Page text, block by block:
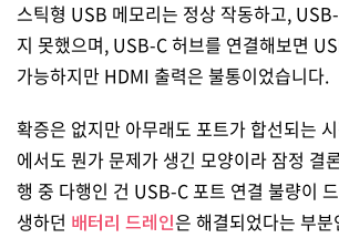
스틱형 USB 메모리는 정상 작동하고,
지 못했으며, USB-C 허브를 연결해보면
가능하지만 HDMI 출력은 불통이었습니다.
확증은 없지만 아무래도 포트가 합선되는
에서도 뭔가 문제가 생긴 모양이라 잠정 결
행 중 다행인 건 USB-C 포트 연결 불량이
생하던 배터리 드레인은 해결되었다는 부